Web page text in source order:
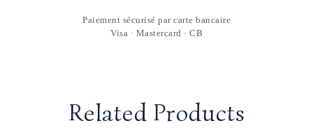
Paiement sécurisé par carte bancaire
Visa · Mastercard · CB
Related Products